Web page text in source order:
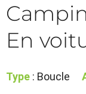
En
Type : Boucle